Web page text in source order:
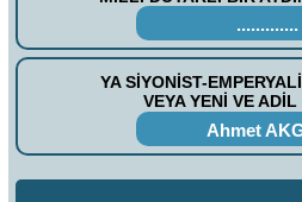
.............
YA SİYONİST-
VEYA YENİ VE
Ahmet